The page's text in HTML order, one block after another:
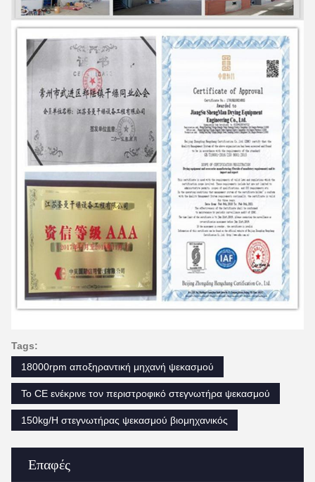
Επαφές
Tags:
18000rpm αποξηραντική μηχανή ψεκασμού
Το CE ενέκρινε τον περιστροφικό στεγνωτήρα ψεκασμού
150kg/H στεγνωτήρας ψεκασμού βιομηχανικός